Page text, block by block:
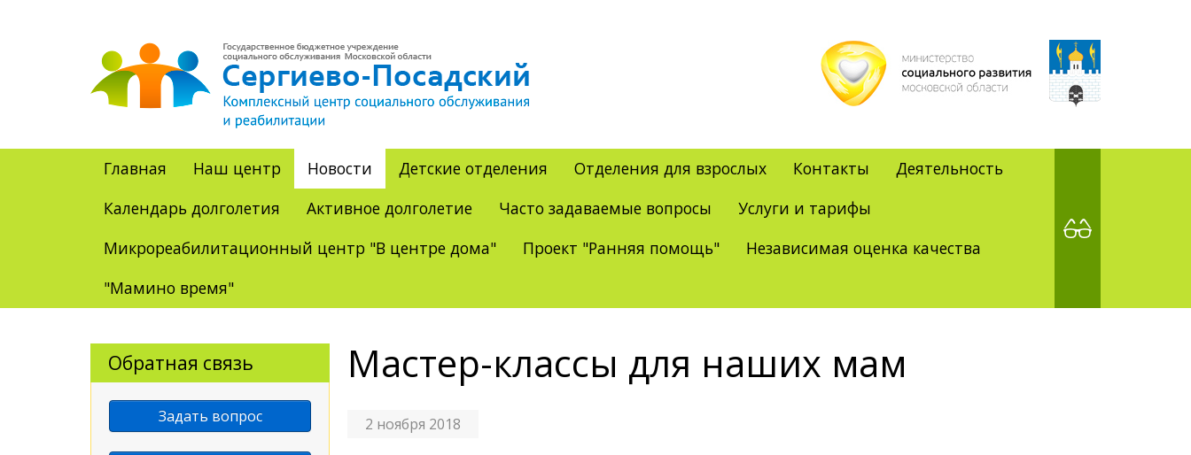
Главная Наш центр Новости Детские отделения Отделения для взрослых Контакты
Деятельность
Календарь долголетия
Активное долголетие Часто задаваемые вопросы
Услуги и тарифы
Микрореабилитационный центр "В центре дома"
Проект "Ранняя помощь"
Независимая оценка качества
"Мамино время"
Мастер-классы для наших мам
2 ноября 2018
Обратная связь
Задать вопрос